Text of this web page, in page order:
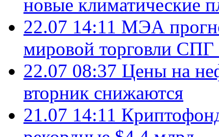
новые климатические
22.07 14:11 МЭА
мировой торговли СПГ
22.07 08:37 Цены на
вторник снижаются
21.07 14:11